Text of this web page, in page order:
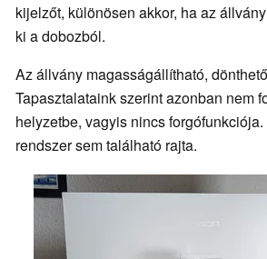
kijelzőt, különösen akkor, ha az
ki a dobozból.
Az állvány magasságállítható,
Tapasztalataink szerint azonban nem
helyzetbe, vagyis nincs
rendszer sem található rajta.